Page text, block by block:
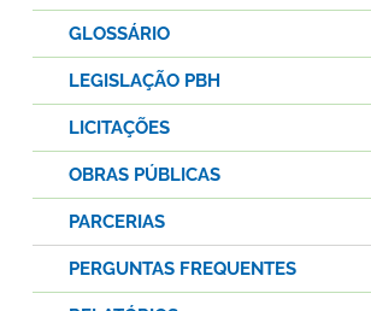
GLOSSÁRIO
LEGISLAÇÃO PBH
LICITAÇÕES
OBRAS PÚBLICAS
PARCERIAS
PERGUNTAS FREQUENTES